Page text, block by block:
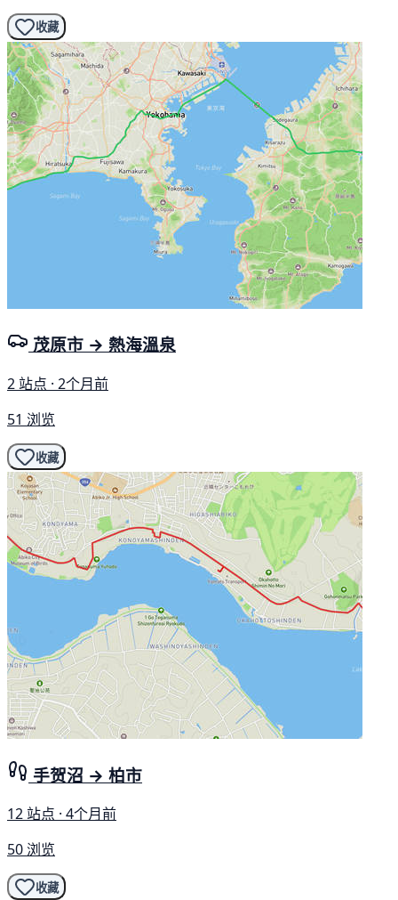
收藏
茂原市 → 熱海溫泉
2 站点 · 2个月前
51 浏览
收藏
手贺沼 → 柏市
12 站点 · 4个月前
50 浏览
收藏